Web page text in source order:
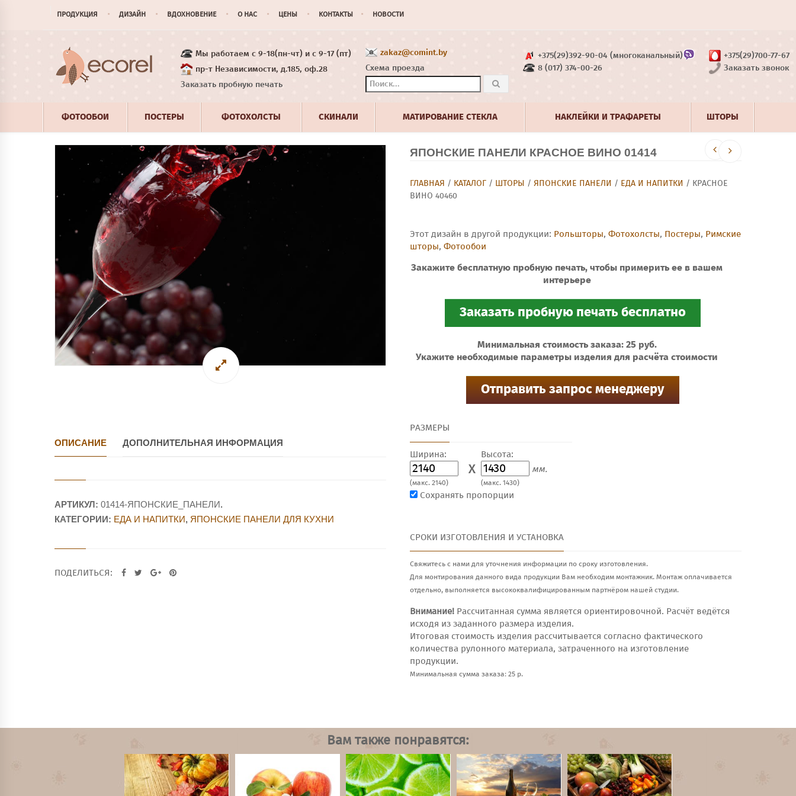
ПРОДУКЦИЯ ДИЗАЙН ВДОХНОВЕНИЕ О НАС ЦЕНЫ КОНТАКТЫ НОВОСТИ
Мы работаем с 9-18(пн-чт) и с 9-17 (пт)
пр-т Независимости, д.185, оф.28
Заказать пробную печать
zakaz@comint.by
Схема проезда
+375(29)392-90-04 (многоканальный)
8 (017) 374-00-26
+375(29)700-77-67
Заказать звонок
ФОТООБОИ ПОСТЕРЫ ФОТОХОЛСТЫ СКИНАЛИ МАТИРОВАНИЕ СТЕКЛА НАКЛЕЙКИ И ТРАФАРЕТЫ ШТОРЫ
ЯПОНСКИЕ ПАНЕЛИ КРАСНОЕ ВИНО 01414
ГЛАВНАЯ / КАТАЛОГ / ШТОРЫ / ЯПОНСКИЕ ПАНЕЛИ / ЕДА И НАПИТКИ / КРАСНОЕ
ВИНО 40460
Этот дизайн в другой продукции: Рольшторы, Фотохолсты, Постеры, Римские
шторы, Фотообои
Закажите бесплатную пробную печать, чтобы примерить ее в вашем
интерьере
Минимальная стоимость заказа: 25 руб.
Укажите необходимые параметры изделия для расчёта стоимости
РАЗМЕРЫ
Ширина:
X
(макс. 2140)
Высота:
мм.
(макс. 1430)
Сохранять пропорции
СРОКИ ИЗГОТОВЛЕНИЯ И УСТАНОВКА
Свяжитесь с нами для уточнения информации по сроку изготовления.
Для монтирования данного вида продукции Вам необходим монтажник. Монтаж оплачивается
отдельно, выполняется высококвалифицированным партнёром нашей студии.
Внимание! Рассчитанная сумма является ориентировочной. Расчёт ведётся
исходя из заданного размера изделия.
Итоговая стоимость изделия рассчитывается согласно фактического
количества рулонного материала, затраченного на изготовление
продукции.
Минимальная сумма заказа: 25 р.
ОПИСАНИЕ ДОПОЛНИТЕЛЬНАЯ ИНФОРМАЦИЯ
АРТИКУЛ: 01414-ЯПОНСКИЕ_ПАНЕЛИ.
КАТЕГОРИИ: ЕДА И НАПИТКИ, ЯПОНСКИЕ ПАНЕЛИ ДЛЯ КУХНИ
ПОДЕЛИТЬСЯ:
Вам также понравятся: